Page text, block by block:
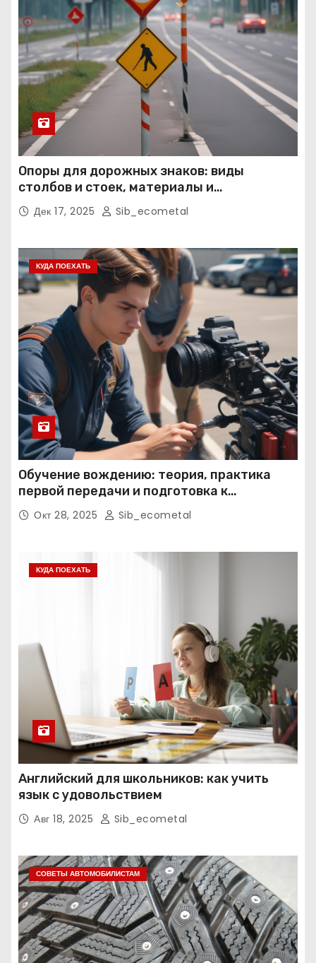
Опоры для дорожных знаков: виды
столбов и стоек, материалы и
нормативные требования
Дек 17, 2025 Sib_ecometal
КУДА ПОЕХАТЬ
Обучение вождению: теория, практика
первой передачи и подготовка к
экзаменам
Окт 28, 2025 Sib_ecometal
КУДА ПОЕХАТЬ
Английский для школьников: как учить
язык с удовольствием
Авг 18, 2025 Sib_ecometal
СОВЕТЫ АВТОМОБИЛИСТАМ